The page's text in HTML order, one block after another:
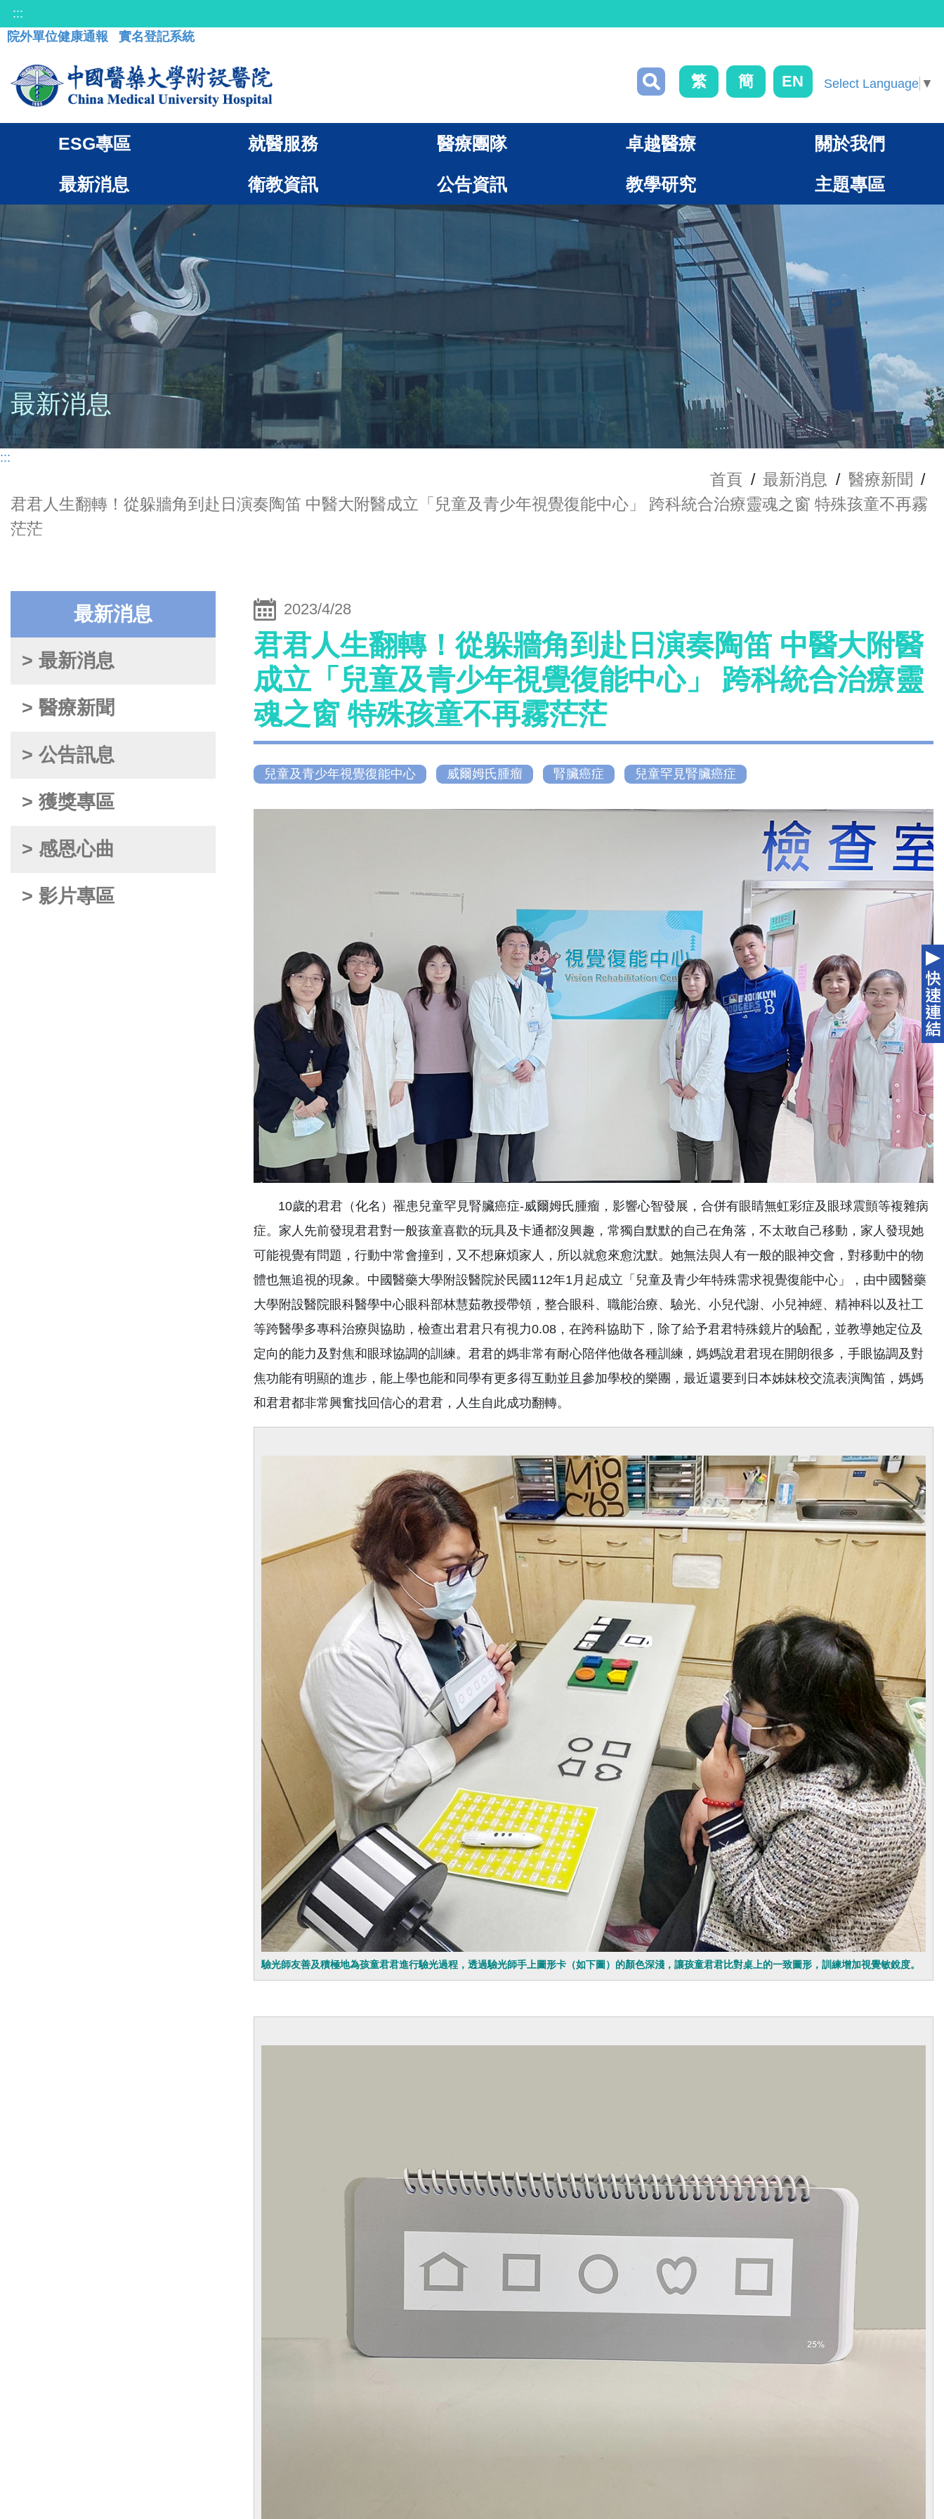
:::
院外單位健康通報
實名登記系統
繁 簡 EN Select Language ▼
ESG專區 就醫服務 醫療團隊 卓越醫療 關於我們
最新消息 衛教資訊 公告資訊 教學研究 主題專區
最新消息
:::
首頁 / 最新消息 / 醫療新聞 /
君君人生翻轉！從躲牆角到赴日演奏陶笛 中醫大附醫成立「兒童及青少年視覺復能中心」 跨科統合治療靈魂之窗 特殊孩童不再霧
茫茫
最新消息
> 最新消息
> 醫療新聞
> 公告訊息
> 獲獎專區
> 感恩心曲
> 影片專區
2023/4/28
君君人生翻轉！從躲牆角到赴日演奏陶笛 中醫大附醫
成立「兒童及青少年視覺復能中心」 跨科統合治療靈
魂之窗 特殊孩童不再霧茫茫
兒童及青少年視覺復能中心 威爾姆氏腫瘤 腎臟癌症 兒童罕見腎臟癌症
10歲的君君（化名）罹患兒童罕見腎臟癌症-威爾姆氏腫瘤，影響心智發展，合併有眼睛無虹彩症及眼球震顫等複雜病
症。家人先前發現君君對一般孩童喜歡的玩具及卡通都沒興趣，常獨自默默的自己在角落，不太敢自己移動，家人發現她
可能視覺有問題，行動中常會撞到，又不想麻煩家人，所以就愈來愈沈默。她無法與人有一般的眼神交會，對移動中的物
體也無追視的現象。中國醫藥大學附設醫院於民國112年1月起成立「兒童及青少年特殊需求視覺復能中心」，由中國醫藥
大學附設醫院眼科醫學中心眼科部林慧茹教授帶領，整合眼科、職能治療、驗光、小兒代謝、小兒神經、精神科以及社工
等跨醫學多專科治療與協助，檢查出君君只有視力0.08，在跨科協助下，除了給予君君特殊鏡片的驗配，並教導她定位及
定向的能力及對焦和眼球協調的訓練。君君的媽非常有耐心陪伴他做各種訓練，媽媽說君君現在開朗很多，手眼協調及對
焦功能有明顯的進步，能上學也能和同學有更多得互動並且參加學校的樂團，最近還要到日本姊妹校交流表演陶笛，媽媽
和君君都非常興奮找回信心的君君，人生自此成功翻轉。
驗光師友善及積極地為孩童君君進行驗光過程，透過驗光師手上圖形卡（如下圖）的顏色深淺，讓孩童君君比對桌上的一致圖形，訓練增加視覺敏銳度。